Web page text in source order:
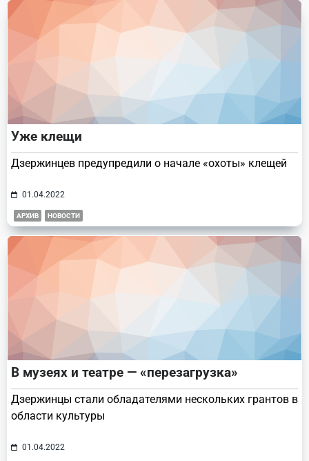
Уже клещи
Дзержинцев предупредили о начале «охоты» клещей
01.04.2022
АРХИВ НОВОСТИ
В музеях и театре — «перезагрузка»
Дзержинцы стали обладателями нескольких грантов в
области культуры
01.04.2022